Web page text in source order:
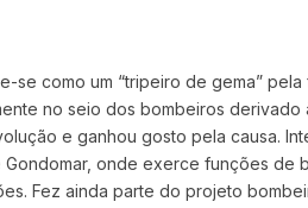
se como um “tripeiro de gema”
no seio dos bombeiros derivado
e ganhou gosto pela causa.
onde exerce funções de
Fez ainda parte do projeto